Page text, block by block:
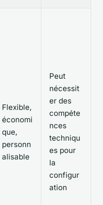
Flexible,
économi
que,
personn
alisable
Peut
nécessit
er des
compéte
nces
techniqu
es pour
la
configur
ation